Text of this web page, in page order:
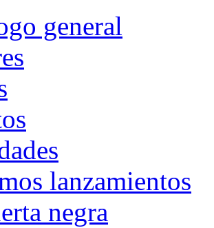
general
lanzamientos
negra